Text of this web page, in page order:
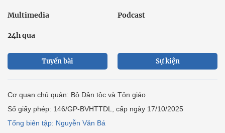
Multimedia Podcast
24h qua
Tuyến bài Sự kiện
Cơ quan chủ quản: Bộ Dân tộc và Tôn giáo
Số giấy phép: 146/GP-BVHTTDL, cấp ngày 17/10/2025
Tổng biên tập: Nguyễn Văn Bá